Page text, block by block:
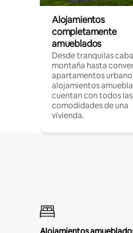
Alojamientos
completamente
amueblados
Desde tranquilas
montaña hasta
apartamentos
alojamientos
cuentan con todos las
comodidades de una
vivienda.